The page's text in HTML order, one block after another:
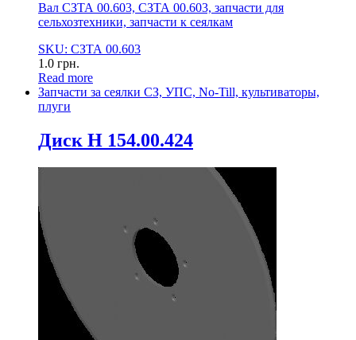
Вал СЗТА 00.603, СЗТА 00.603, запчасти для
сельхозтехники, запчасти к сеялкам
SKU: СЗТА 00.603
1.0 грн.
Read more
Запчасти за сеялки СЗ, УПС, No-Till, культиваторы,
плуги
Диск Н 154.00.424